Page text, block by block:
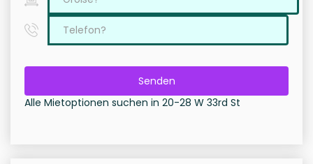
Senden
Alle Mietoptionen suchen in 20-28 W 33rd St